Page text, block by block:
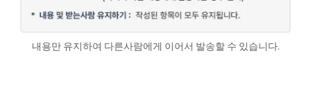
내용만 유지하여 다른사람에게 이어서 발송할 수 있습니다.